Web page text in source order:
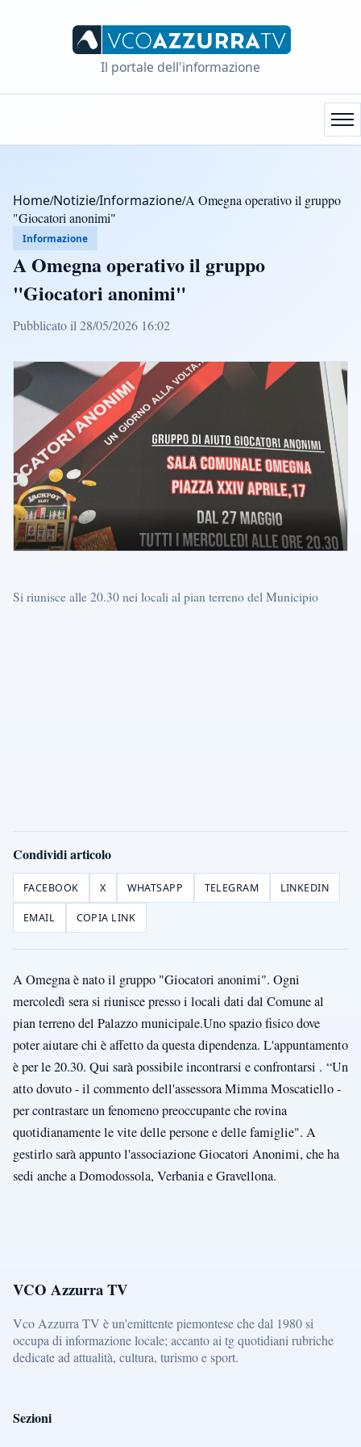
Il portale dell'informazione
Home/Notizie/Informazione/A Omegna operativo il gruppo
"Giocatori anonimi"
Informazione
A Omegna operativo il gruppo
"Giocatori anonimi"
Pubblicato il 28/05/2026 16:02
Si riunisce alle 20.30 nei locali al pian terreno del Municipio
Condividi articolo
FACEBOOK X WHATSAPP TELEGRAM LINKEDIN
EMAIL COPIA LINK
A Omegna è nato il gruppo "Giocatori anonimi". Ogni
mercoledì sera si riunisce presso i locali dati dal Comune al
pian terreno del Palazzo municipale.Uno spazio fisico dove
poter aiutare chi è affetto da questa dipendenza. L'appuntamento
è per le 20.30. Qui sarà possibile incontrarsi e confrontarsi . “Un
atto dovuto - il commento dell'assessora Mimma Moscatiello -
per contrastare un fenomeno preoccupante che rovina
quotidianamente le vite delle persone e delle famiglie". A
gestirlo sarà appunto l'associazione Giocatori Anonimi, che ha
sedi anche a Domodossola, Verbania e Gravellona.
VCO Azzurra TV
Vco Azzurra TV è un'emittente piemontese che dal 1980 si
occupa di informazione locale; accanto ai tg quotidiani rubriche
dedicate ad attualità, cultura, turismo e sport.
Sezioni